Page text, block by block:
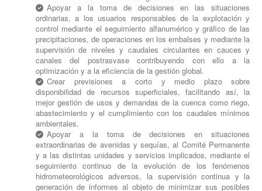
Apoyar a la toma de decisiones en las situaciones
ordinarias, a los usuarios responsables de la explotación y
control mediante el seguimiento alfanumérico y gráfico de las
precipitaciones, de operaciones en los embalses y mediante la
supervisión de niveles y caudales circulantes en cauces y
canales del postrasvase contribuyendo con ello a la
optimización y a la eficiencia de la gestión global.
Crear previsiones a corto y medio plazo sobre
disponibilidad de recursos superficiales, facilitando así, la
mejor gestión de usos y demandas de la cuenca como riego,
abastecimiento y el cumplimiento con los caudales mínimos
ambientales.
Apoyar a la toma de decisiones en situaciones
extraordinarias de avenidas y sequías, al Comité Permanente
y a las distintas unidades y servicios implicados, mediante el
seguimiento continuo de la evolución de los fenómenos
hidrometeorológicos adversos, la supervisión continua y la
generación de informes al objeto de minimizar sus posibles